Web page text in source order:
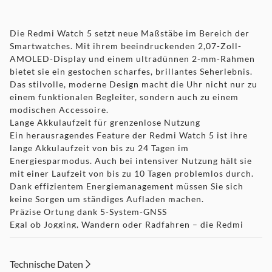
Die Redmi Watch 5 setzt neue Maßstäbe im Bereich der
Smartwatches. Mit ihrem beeindruckenden 2,07-Zoll-
AMOLED-Display und einem ultradünnen 2-mm-Rahmen
bietet sie ein gestochen scharfes, brillantes Seherlebnis.
Das stilvolle, moderne Design macht die Uhr nicht nur zu
einem funktionalen Begleiter, sondern auch zu einem
modischen Accessoire.
Lange Akkulaufzeit für grenzenlose Nutzung
Ein herausragendes Feature der Redmi Watch 5 ist ihre
lange Akkulaufzeit von bis zu 24 Tagen im
Energiesparmodus. Auch bei intensiver Nutzung hält sie
mit einer Laufzeit von bis zu 10 Tagen problemlos durch.
Dank effizientem Energiemanagement müssen Sie sich
keine Sorgen um ständiges Aufladen machen.
Präzise Ortung dank 5-System-GNSS
Egal ob Jogging, Wandern oder Radfahren – die Redmi
GPS, GLONASS, Galileo, BeiDou und QZSS gleichzeitig
Technische Daten